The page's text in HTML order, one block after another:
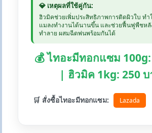
💎 เหตุผลที่ใช้คู่กัน:
ฮิวมิคช่วยเพิ่มประสิทธิภาพการติดผิวใบ ทำ
แมลงทำงานได้นานขึ้น และช่วยฟื้นฟูพืชหลั
ทำลาย ผสมฉีดพ่นพร้อมกันได้
💰 ไทอะมีทอกแซม
| ฮิวมิค 1kg: 250
🛒 สั่งซื้อไทอะมีทอกแซม: Lazada